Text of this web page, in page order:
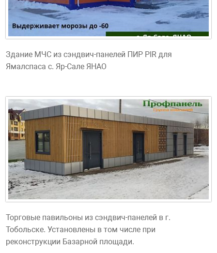
Здание МЧС из сэндвич-панелей ПИР PIR для
Ямалспаса с. Яр-Сале ЯНАО
Торговые павильоны из сэндвич-панелей в г.
Тобольске. Установлены в том числе при
реконструкции Базарной площади.